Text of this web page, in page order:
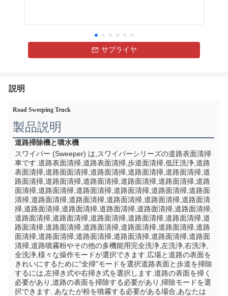
サプライヤ
説明
Road Sweeping Truck
製品説明
道路掃除機と噴水機
スワイパー (Sweeper) は,スワイパーシリーズの道路表面清掃
車です.道路表面清掃,道路表面清掃,歩道面清掃,低圧洗浄,道路
表面清掃,道路面面清掃,道路面清掃,道路面清掃,道路面清掃,道
路面清掃,道路面清掃,道路面清掃,道路面清掃,道路面清掃,道路
面清掃,道路面清掃,道路面清掃,道路面清掃,道路面清掃,道路面
清掃,道路面清掃,道路面清掃,道路面清掃,道路面清掃,道路面清
掃,道路面清掃,道路面清掃,道路面清掃,道路面清掃,道路面清掃,
道路面清掃,道路面清掃,道路面清掃,道路面清掃,道路面清掃,道
路面清掃,道路面清掃,道路面清掃,道路面清掃,道路面清掃,道路
面清掃,道路面清掃,道路面清掃,道路面清掃,道路面清掃,道路面
清掃,道路噴霧粉やその他の多機能用完全洗浄,左洗浄,右洗浄,
全洗浄,様々な操作モードが選択できます.広場と道路の表面を
きれいにするために"全掃"モードを選択道路表面と歩道を掃除
するには,左掃き式や右掃き式を選択します.道路の表面を掃く
必要があり,道路の表面を掃除する必要があり,掃除モードを選
択できます. あなたが粉を噴霧する必要がある場合,あなたは